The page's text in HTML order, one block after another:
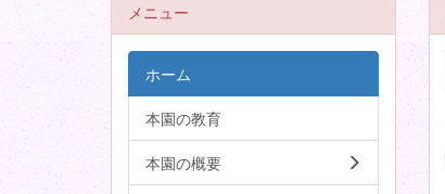
メニュー
ホーム
本園の教育
本園の概要